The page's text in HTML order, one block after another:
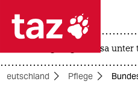
 taz
taz zahl ich
usa
Deutschland Pflege